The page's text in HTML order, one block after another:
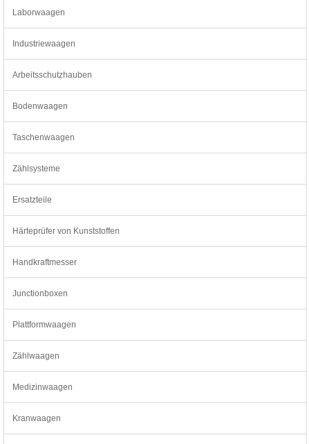
Laborwaagen
Industriewaagen
Arbeitsschutzhauben
Bodenwaagen
Taschenwaagen
Zählsysteme
Ersatzteile
Härteprüfer von Kunststoffen
Handkraftmesser
Junctionboxen
Plattformwaagen
Zählwaagen
Medizinwaagen
Kranwaagen